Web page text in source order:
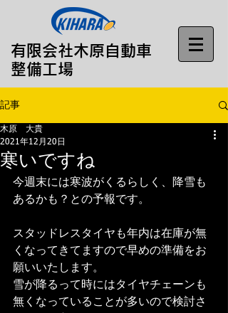
​有限会社木原自動車
整備工場
記事
寒いですね
木原 大貴
2021年12月20日
今週末には寒波がくるらしく、降雪も
あるかも？との予報です。
スタッドレスタイヤも年内は在庫が無
くなってきてますので早めの準備をお
願いいたします。
雪が降るって時にはタイヤチェーンも
無くなっていることが多いので検討さ